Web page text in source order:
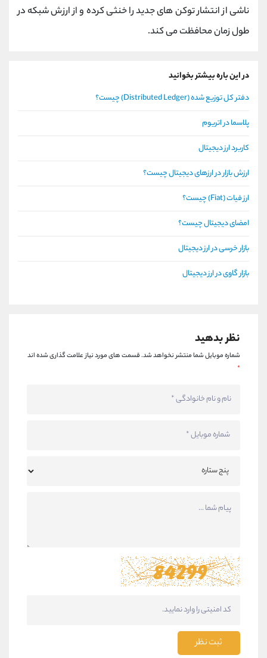
ناشی از انتشار توکن‌ های جدید را خنثی کرده و از ارزش شبکه در
طول زمان محافظت می‌ کند.
در این باره بیشتر بخوانید
دفتر کل توزیع شده (Distributed Ledger) چیست؟
پلاسما در اتریوم
کاربرد ارز دیجیتال
ارزش بازار در ارزهای دیجیتال چیست؟
ارز فیات (Fiat) چیست؟
امضای دیجیتال چیست؟
بازار خرسی در ارز دیجیتال
بازار گاوی در ارز دیجیتال
نظر بدهید
شماره موبایل شما منتشر نخواهد شد.قسمت های مورد نیاز علامت گذاری شده اند
*
ثبت نظر